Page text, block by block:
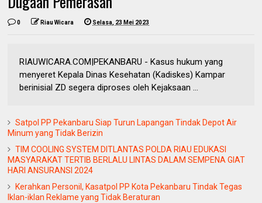
0 Riau Wicara Selasa, 23 Mei 2023
RIAUWICARA.COM|PEKANBARU - Kasus hukum yang
menyeret Kepala Dinas Kesehatan (Kadiskes) Kampar
berinisial ZD segera diproses oleh Kejaksaan ...
Satpol PP Pekanbaru Siap Turun Lapangan Tindak Depot Air
Minum yang Tidak Berizin
TIM COOLING SYSTEM DITLANTAS POLDA RIAU EDUKASI
MASYARAKAT TERTIB BERLALU LINTAS DALAM SEMPENA GIAT
HARI ANSURANSI 2024
Kerahkan Personil, Kasatpol PP Kota Pekanbaru Tindak Tegas
Iklan-iklan Reklame yang Tidak Beraturan